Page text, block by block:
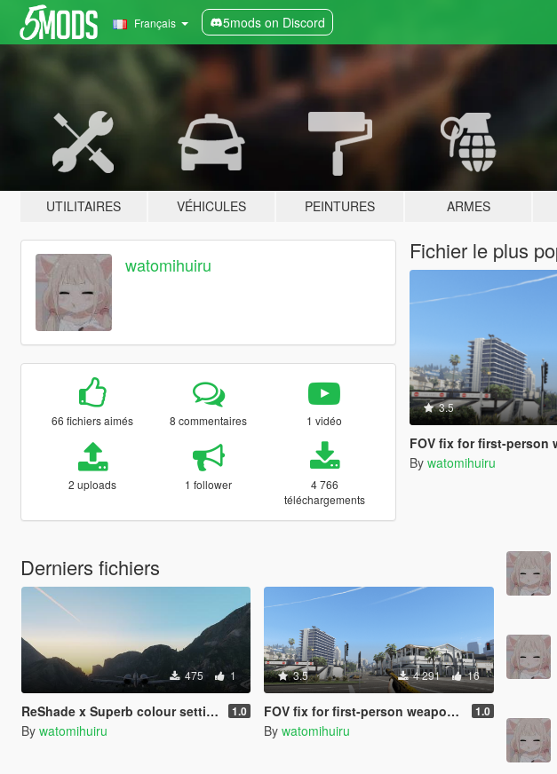
Français 5mods on Discord
UTILITAIRES VÉHICULES PEINTURES ARMES
watomihuiru
66 fichiers aimés 8 commentaires 1 vidéo
2 uploads 1 follower
4 766
téléchargements
Fichier le plus
3.5
FOV fix for first-person
By watomihuiru
Derniers fichiers
475 1
ReShade x Superb colour setting 1.0
By watomihuiru
3.5 4 291 16
FOV fix for first-person weapons (NEW!) 1.0
By watomihuiru